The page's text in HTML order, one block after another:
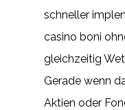
schneller
casino boni
gleichzeitig
Gerade wenn
Aktien oder